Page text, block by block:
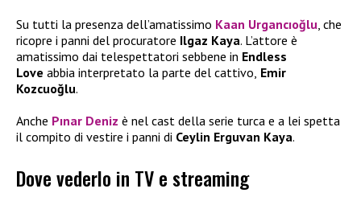
Su tutti la presenza dell’amatissimo Kaan Urgancıoğlu, che
ricopre i panni del procuratore Ilgaz Kaya. L’attore è
amatissimo dai telespettatori sebbene in Endless
Love abbia interpretato la parte del cattivo, Emir
Kozcuoğlu.
Anche Pınar Deniz è nel cast della serie turca e a lei spetta
il compito di vestire i panni di Ceylin Erguvan Kaya.
Dove vederlo in TV e streaming